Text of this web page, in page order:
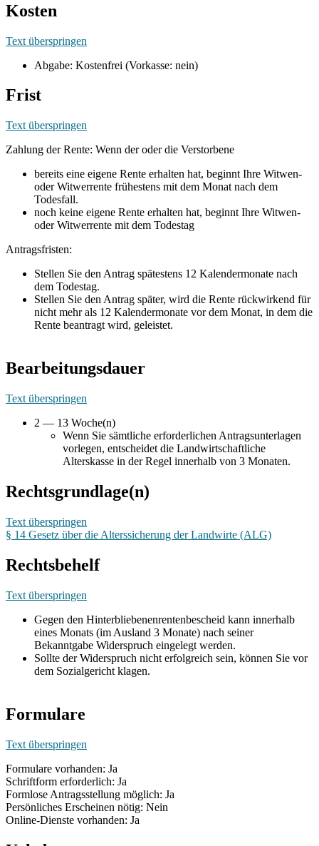
Kosten
Text überspringen
Abgabe: Kostenfrei (Vorkasse: nein)
Frist
Text überspringen
Zahlung der Rente: Wenn der oder die Verstorbene
bereits eine eigene Rente erhalten hat, beginnt Ihre Witwen-
oder Witwerrente frühestens mit dem Monat nach dem
Todesfall.
noch keine eigene Rente erhalten hat, beginnt Ihre Witwen-
oder Witwerrente mit dem Todestag
Antragsfristen:
Stellen Sie den Antrag spätestens 12 Kalendermonate nach
dem Todestag.
Stellen Sie den Antrag später, wird die Rente rückwirkend für
nicht mehr als 12 Kalendermonate vor dem Monat, in dem die
Rente beantragt wird, geleistet.
Bearbeitungsdauer
Text überspringen
2 — 13 Woche(n)
Wenn Sie sämtliche erforderlichen Antragsunterlagen
vorlegen, entscheidet die Landwirtschaftliche
Alterskasse in der Regel innerhalb von 3 Monaten.
Rechtsgrundlage(n)
Text überspringen
§ 14 Gesetz über die Alterssicherung der Landwirte (ALG)
Rechtsbehelf
Text überspringen
Gegen den Hinterbliebenenrentenbescheid kann innerhalb
eines Monats (im Ausland 3 Monate) nach seiner
Bekanntgabe Widerspruch eingelegt werden.
Sollte der Widerspruch nicht erfolgreich sein, können Sie vor
dem Sozialgericht klagen.
Formulare
Text überspringen
Formulare vorhanden: Ja
Schriftform erforderlich: Ja
Formlose Antragsstellung möglich: Ja
Persönliches Erscheinen nötig: Nein
Online-Dienste vorhanden: Ja